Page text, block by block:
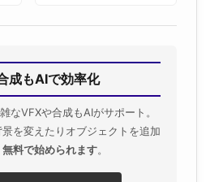
成もAIで効率化
なVFXや合成もAIがサポート。
を変えたりオブジェクトを追加
無料で始められます。